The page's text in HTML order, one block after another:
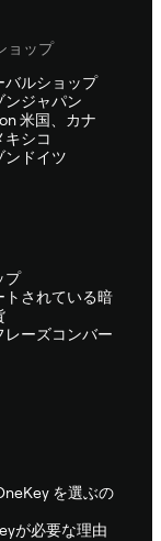
ョップ
バルショップ
ンジャパン
米国、カナ
キシコ
ンドイツ
プ
トされている暗
レーズコンバー
を選ぶの
が必要な理由